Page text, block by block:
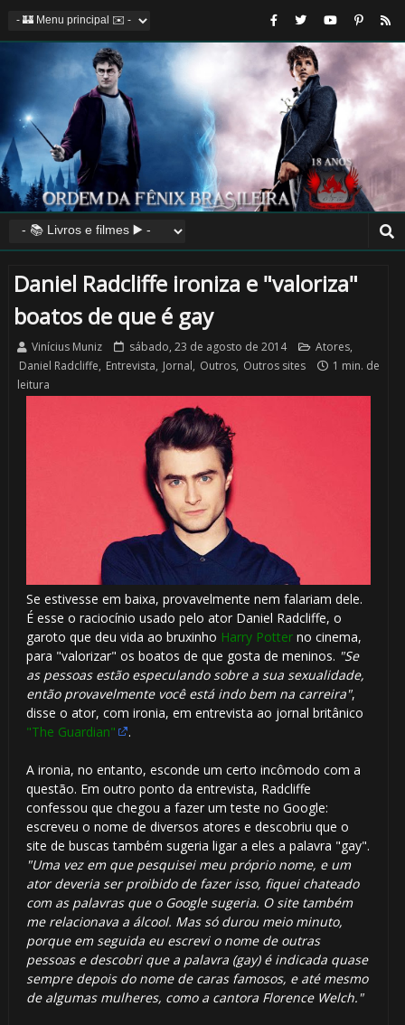
Daniel Radcliffe ironiza e "valoriza"
boatos de que é gay
Vinícius Muniz sábado, 23 de agosto de 2014 Atores,
Daniel Radcliffe, Entrevista, Jornal, Outros, Outros sites
1 min. de
leitura
Se estivesse em baixa, provavelmente nem falariam dele.
É esse o raciocínio usado pelo ator Daniel Radcliffe, o
garoto que deu vida ao bruxinho Harry Potterno cinema,
para "valorizar" os boatos de que gosta de meninos. "Se
as pessoas estão especulando sobre a sua sexualidade,
então provavelmente você está indo bem na carreira",
disse o ator, com ironia, em entrevista ao jornal britânico
"The Guardian"
.
A ironia, no entanto, esconde um certo incômodo com a
questão. Em outro ponto da entrevista, Radcliffe
confessou que chegou a fazer um teste no Google:
escreveu o nome de diversos atores e descobriu que o
site de buscas também sugeria ligar a eles a palavra "gay".
"Uma vez em que pesquisei meu próprio nome, e um
ator deveria ser proibido de fazer isso, fiquei chateado
com as palavras que o Google sugeria. O site também
me relacionava a álcool. Mas só durou meio minuto,
porque em seguida eu escrevi o nome de outras
pessoas e descobri que a palavra (gay) é indicada quase
sempre depois do nome de caras famosos, e até mesmo
de algumas mulheres, como a cantora Florence Welch."
1️⃣ 8️⃣
1️⃣ 8️⃣
🎈